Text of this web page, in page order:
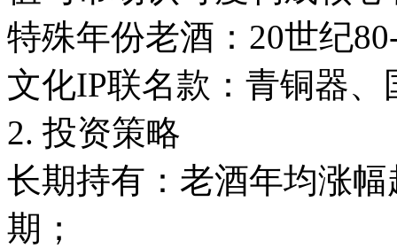
特殊年份老酒：20世纪
文化IP联名款：青铜器
2. 投资策略
长期持有：老酒年均涨
期；